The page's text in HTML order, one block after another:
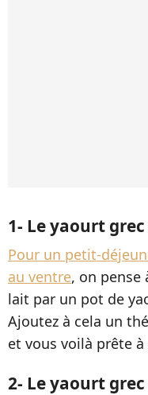
1- Le yaourt
Pour un petit-
au ventre, on
lait par un pot de
Ajoutez à cela un
et vous voilà prête
2- Le yaourt